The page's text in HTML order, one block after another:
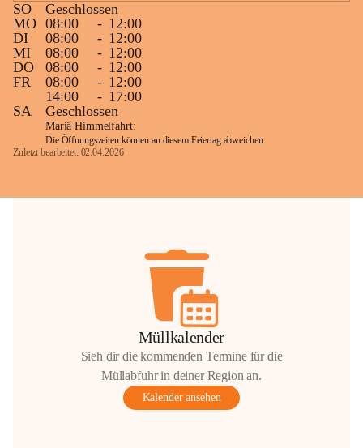
SO
Geschlossen
MO 08:00 - 12:00
DI
08:00 - 12:00
MI
08:00 - 12:00
DO
08:00 - 12:00
FR
08:00 - 12:00
14:00
- 17:00
SA
Geschlossen
Mariä Himmelfahrt:
Die Öffnungszeiten können an diesem Feiertag abweichen.
Zuletzt bearbeitet: 02.04.2026
Müllkalender
Sieh dir die kommenden Termine für die
Müllabfuhr in deiner Region an.
Kalender ansehen